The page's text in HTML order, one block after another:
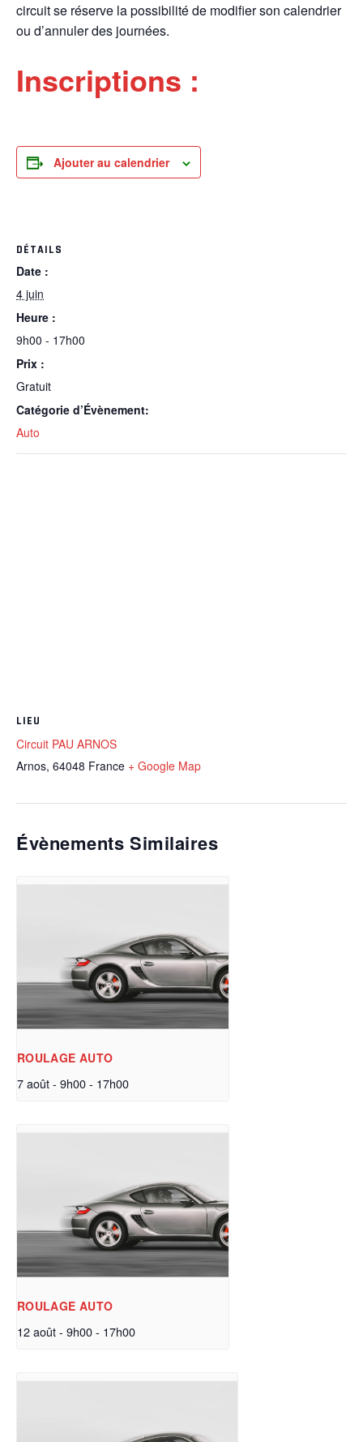
circuit se réserve la possibilité de modifier son calendrier
ou d’annuler des journées.
Inscriptions :
Ajouter au calendrier
DÉTAILS
Date :
4 juin
Heure :
9h00 - 17h00
Prix :
Gratuit
Catégorie d’Évènement:
Auto
LIEU
Circuit PAU ARNOS
Arnos, 64048 France + Google Map
Évènements Similaires
ROULAGE AUTO
7 août - 9h00- 17h00
ROULAGE AUTO
12 août - 9h00- 17h00